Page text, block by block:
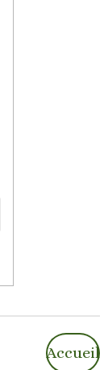
Accueil